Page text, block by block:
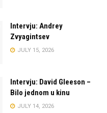
Intervju: Andrey
Zvyagintsev
JULY 15, 2026
Intervju: David Gleeson –
Bilo jednom u kinu
JULY 14, 2026